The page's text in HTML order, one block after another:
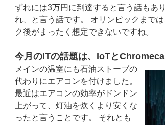
ずれには3万円に到達すると言う話もあ
れ、と言う話です。 オリンピックまで
ク後がまったく想定できないですね。
今月のITの話題は、IoTと
メインの温室にも石油スト ーブの
代わりにエアコンを付けました。
最近はエアコンの効率がドンドン
上がって、灯油を炊くより安くな
ったと言うことです。 それとも